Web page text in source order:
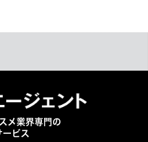
メ業界専門の
ービス